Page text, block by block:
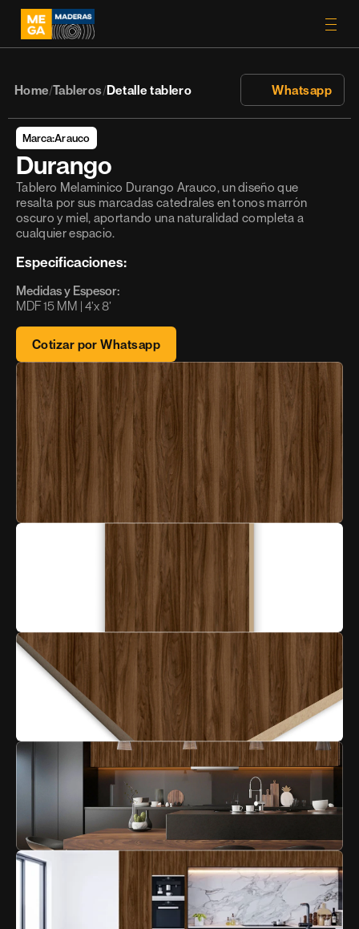
Home/Tableros/Detalle tablero Whatsapp
Marca:Arauco
Durango
Tablero Melaminico Durango Arauco, un diseño que
resalta por sus marcadas catedrales en tonos marrón
oscuro y miel, aportando una naturalidad completa a
cualquier espacio.
Especificaciones:
Medidas y Espesor:
MDF 15 MM | 4’x 8’
Cotizar por Whatsapp